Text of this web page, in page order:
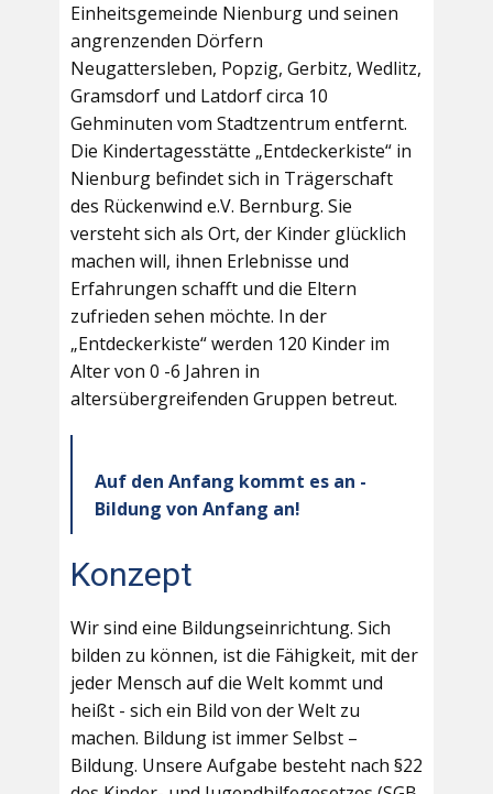
Einheitsgemeinde Nienburg und seinen
angrenzenden Dörfern
Neugattersleben, Popzig, Gerbitz, Wedlitz,
Gramsdorf und Latdorf circa 10
Gehminuten vom Stadtzentrum entfernt.
Die Kindertagesstätte „Entdeckerkiste“ in
Nienburg befindet sich in Trägerschaft
des Rückenwind e.V. Bernburg. Sie
versteht sich als Ort, der Kinder glücklich
machen will, ihnen Erlebnisse und
Erfahrungen schafft und die Eltern
zufrieden sehen möchte. In der
„Entdeckerkiste“ werden 120 Kinder im
Alter von 0 -6 Jahren in
altersübergreifenden Gruppen betreut.
Auf den Anfang kommt es an -
Bildung von Anfang an!
Konzept
Wir sind eine Bildungseinrichtung. Sich
bilden zu können, ist die Fähigkeit, mit der
jeder Mensch auf die Welt kommt und
heißt - sich ein Bild von der Welt zu
machen. Bildung ist immer Selbst –
Bildung. Unsere Aufgabe besteht nach §22